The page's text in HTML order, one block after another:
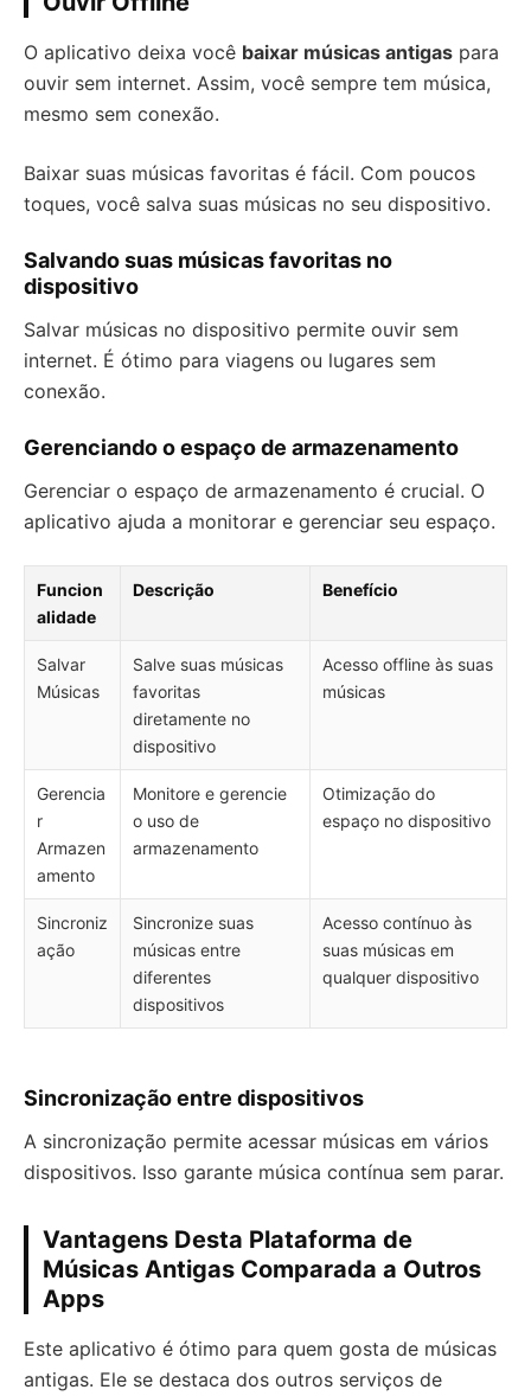
O aplicativo deixa você baixar músicas antigas para
ouvir sem internet. Assim, você sempre tem música,
mesmo sem conexão.
Baixar suas músicas favoritas é fácil. Com poucos
toques, você salva suas músicas no seu dispositivo.
Salvando suas músicas favoritas no
dispositivo
Salvar músicas no dispositivo permite ouvir sem
internet. É ótimo para viagens ou lugares sem
conexão.
Gerenciando o espaço de armazenamento
Gerenciar o espaço de armazenamento é crucial. O
aplicativo ajuda a monitorar e gerenciar seu espaço.
Funcion
alidade
Descrição Benefício
Salvar
Músicas
Salve suas músicas
favoritas
diretamente no
dispositivo
Acesso offline às suas
músicas
Gerencia
r
Armazen
amento
Monitore e gerencie
o uso de
armazenamento
Otimização do
espaço no dispositivo
Sincroniz
ação
Sincronize suas
músicas entre
diferentes
dispositivos
Acesso contínuo às
suas músicas em
qualquer dispositivo
Sincronização entre dispositivos
A sincronização permite acessar músicas em vários
dispositivos. Isso garante música contínua sem parar.
Vantagens Desta Plataforma de
Músicas Antigas Comparada a Outros
Apps
Este aplicativo é ótimo para quem gosta de músicas
antigas. Ele se destaca dos outros serviços de